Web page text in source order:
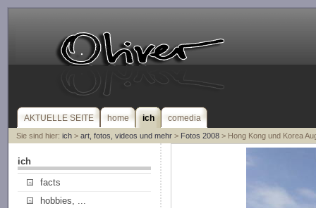
AKTUELLE SEITE home ich comedia
Sie sind hier: ich> art, fotos, videos und mehr> Fotos 2008> Hong Kong und Korea
ich
facts
hobbies, ...